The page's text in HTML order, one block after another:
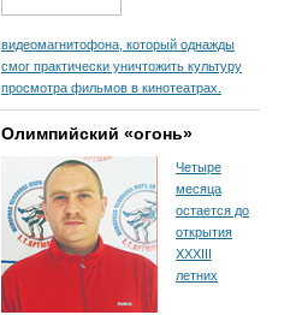
видеомагнитофона, который однажды
смог практически уничтожить культуру
просмотра фильмов в кинотеатрах.
Олимпийский «огонь»
Четыре
месяца
остается до
открытия
XXXIII
летних